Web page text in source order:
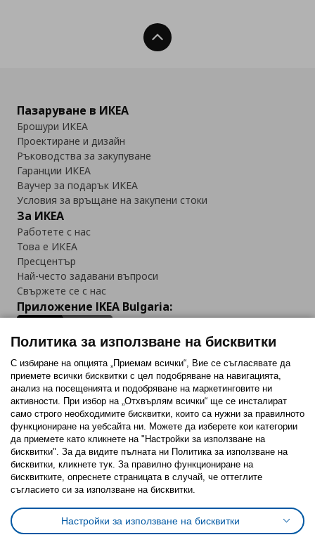
Нагоре
Пазаруване в ИКЕА
Брошури ИКЕА
Проектиране и дизайн
Ръководства за закупуване
Гаранции ИКЕА
Ваучер за подарък ИКЕА
Условия за връщане на закупени стоки
За ИКЕА
Работете с нас
Това е ИКЕА
Пресцентър
Най-често задавани въпроси
Свържете се с нас
Приложение IKEA Bulgaria:
Последвайте ни:
FacebookTwitterYoutubePinterestInstagram
Политика за използване на бисквитки (Cookies)
Избор на настройки за използване на бисквитки
Условия за ползване на ikea.bgОбща политика за личните данни
Политика за защита на личните данни на ikea.bg
Политика за използване на бисквитки
С избиране на опцията „Приемам всички“, Вие се съгласявате да
приемете всички бисквитки с цел подобряване на навигацията,
анализ на посещенията и подобряване на маркетинговите ни
активности. При избор на „Отхвърлям всички“ ще се инсталират
само строго необходимитe бисквитки, които са нужни за правилното
функциониране на уебсайта ни. Можете да изберете кои категории
да приемете като кликнете на "Настройки за използване на
бисквитки". За да видите пълната ни Политика за използване на
бисквитки, кликнете тук. За правилно функциониране на
бисквитките, опреснете страницата в случай, че оттеглите
съгласието си за използване на бисквитки.
Настройки за използване на бисквитки